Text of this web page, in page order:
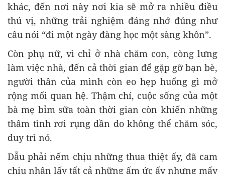
khác, đến nơi này nơi kia sẽ mở ra nhiều điều
thú vị, những trải nghiệm đáng nhớ đúng như
câu nói “đi một ngày đàng học một sàng khôn”.
Còn phụ nữ, vì chỉ ở nhà chăm con, còng lưng
làm việc nhà, đến cả thời gian để gặp gỡ bạn bè,
người thân của mình còn eo hẹp huống gì mở
rộng mối quan hệ. Thậm chí, cuộc sống của một
bà mẹ bỉm sữa toàn thời gian còn khiến những
thâm tình rơi rụng dần do không thể chăm sóc,
duy trì nó.
Dẫu phải nếm chịu những thua thiệt ấy, đã cam
chịu nhận lấy tất cả những ấm ức ấy nhưng mấy